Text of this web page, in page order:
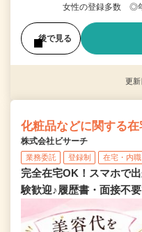
女性の登録多数 ◎
後で見る
更
化粧品などに関する
株式会社ビサーチ
業務委託 登録制 在宅・内職
完全在宅OK！スマホで
験歓迎♪履歴書・面接不